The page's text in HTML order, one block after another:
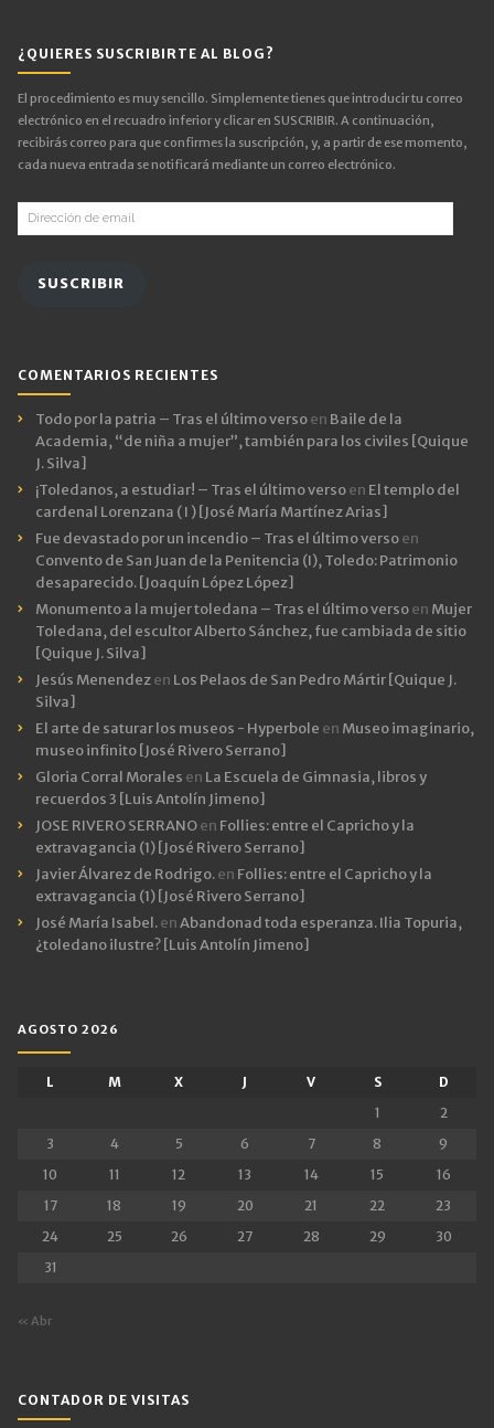
¿QUIERES SUSCRIBIRTE AL BLOG?
El procedimiento es muy sencillo. Simplemente tienes que introducir tu correo
electrónico en el recuadro inferior y clicar en SUSCRIBIR. A continuación,
recibirás correo para que confirmes la suscripción, y, a partir de ese momento,
cada nueva entrada se notificará mediante un correo electrónico.
Dirección
de
SUSCRIBIR
COMENTARIOS RECIENTES
Todo por la patria – Tras el último versoen Baile de la
Academia, “de niña a mujer”, también para los civiles [Quique
J. Silva]
¡Toledanos, a estudiar! – Tras el último versoen El templo del
cardenal Lorenzana ( I ) [José María Martínez Arias]
Fue devastado por un incendio – Tras el último versoen
Convento de San Juan de la Penitencia (I), Toledo: Patrimonio
desaparecido. [Joaquín López López]
Monumento a la mujer toledana – Tras el último versoen Mujer
Toledana, del escultor Alberto Sánchez, fue cambiada de sitio
[Quique J. Silva]
Jesús Menendezen Los Pelaos de San Pedro Mártir [Quique J.
Silva]
El arte de saturar los museos - Hyperbole en Museo imaginario,
museo infinito [José Rivero Serrano]
Gloria Corral Morales en La Escuela de Gimnasia, libros y
recuerdos 3 [Luis Antolín Jimeno]
JOSE RIVERO SERRANOen Follies: entre el Capricho y la
extravagancia (1) [José Rivero Serrano]
Javier Álvarez de Rodrigo.en Follies: entre el Capricho y la
extravagancia (1) [José Rivero Serrano]
José María Isabel.enAbandonad toda esperanza. Ilia Topuria,
¿toledano ilustre? [Luis Antolín Jimeno]
AGOSTO 2026
L M X J V S
D
1
2
3
4 5 6 7 8
9
10
11 12 13 14 15
16
17
18 19 20 21 22
23
24
25 26 27 28 29
30
31
« Abr
CONTADOR DE VISITAS